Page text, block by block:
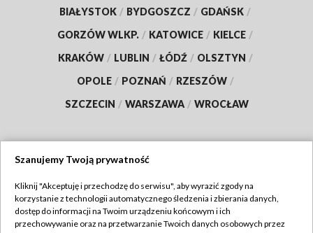
BIAŁYSTOK / BYDGOSZCZ / GDAŃSK /
GORZÓW WLKP. / KATOWICE / KIELCE /
KRAKÓW / LUBLIN / ŁÓDŹ / OLSZTYN /
OPOLE / POZNAŃ / RZESZÓW /
SZCZECIN / WARSZAWA / WROCŁAW
TVP
Abonament TVP
Regulamin TVP
Szanujemy Twoją prywatność
Kliknij "Akceptuję i przechodzę do serwisu", aby wyrazić zgody na
korzystanie z technologii automatycznego śledzenia i zbierania danych,
dostęp do informacji na Twoim urządzeniu końcowym i ich
przechowywanie oraz na przetwarzanie Twoich danych osobowych przez